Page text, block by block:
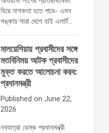
ঘিরে নাশকতা হতে পারে- এমন
শঙ্কায় সারা দেশে হাই এলার্ট…
মালয়েশিয়ায় প্রবাসীদের সঙ্গে
মতবিনিময় আটক প্রবাসীদের
মুক্ত করতে আলোচনা করব:
প্রধানমন্ত্রী
Published on June 22,
2026
নবযাত্রা ডেস্ক প্রধানমন্ত্রী